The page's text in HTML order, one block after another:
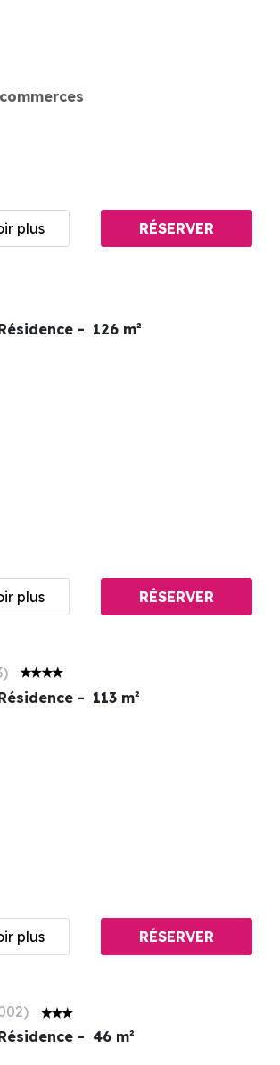
plus RÉSERVER
126 m²
plus RÉSERVER
)
113 m²
plus RÉSERVER
)
46 m²